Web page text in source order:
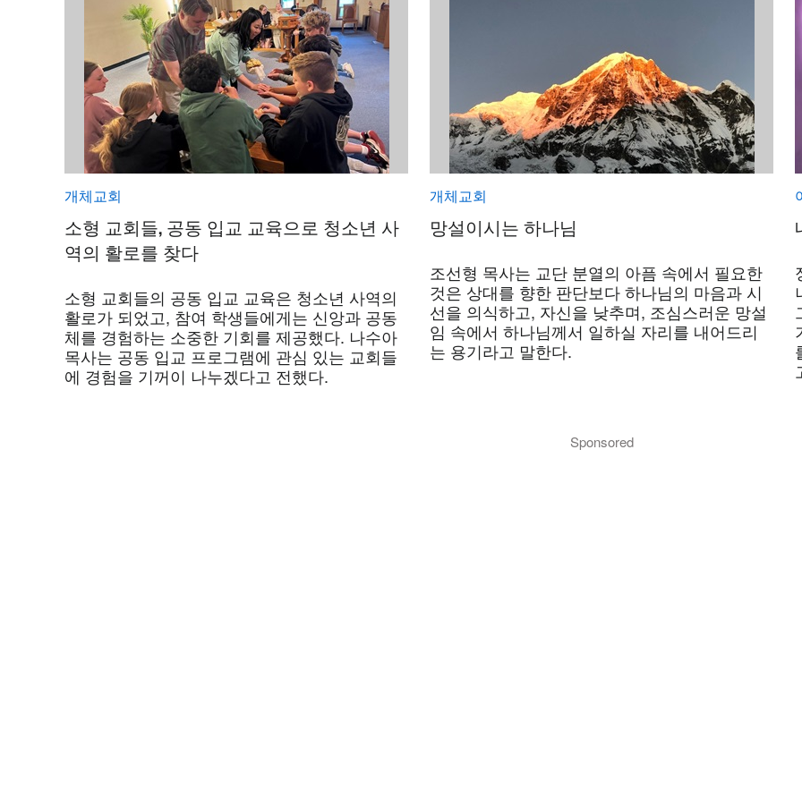
개체교회
소형 교회들, 공동 입교 교육으로 청소년 사
역의 활로를 찾다
소형 교회들의 공동 입교 교육은 청소년 사역의
활로가 되었고, 참여 학생들에게는 신앙과 공동
체를 경험하는 소중한 기회를 제공했다. 나수아
목사는 공동 입교 프로그램에 관심 있는 교회들
에 경험을 기꺼이 나누겠다고 전했다.
개체교회
망설이시는 하나님
조선형 목사는 교단 분열의 아픔 속에서 필요한
것은 상대를 향한 판단보다 하나님의 마음과 시
선을 의식하고, 자신을 낮추며, 조심스러운 망설
임 속에서 하나님께서 일하실 자리를 내어드리
는 용기라고 말한다.
Sponsored